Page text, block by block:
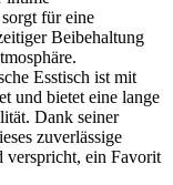
für eine
Beibehaltung
Esstisch ist mit
und bietet eine lange
Dank seiner
zuverlässige
verspricht, ein Favorit